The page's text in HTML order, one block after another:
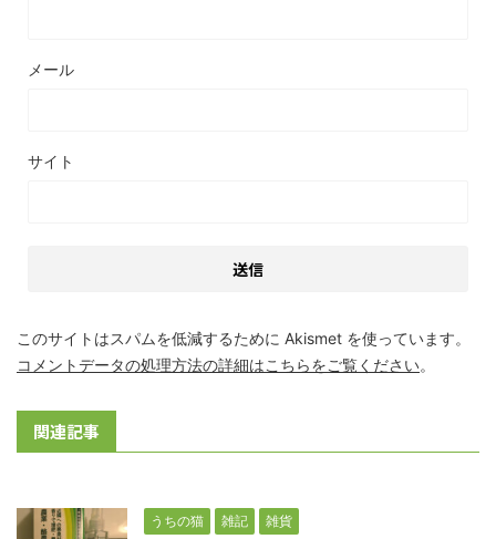
メール
サイト
このサイトはスパムを低減するために Akismet を使っています。
コメントデータの処理方法の詳細はこちらをご覧ください。
関連記事
うちの猫 雑記 雑貨